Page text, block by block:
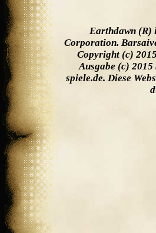
Earthdawn (R)
Corporation.
Copyright (c)
Ausgabe (c) 2015
spiele.de. Diese